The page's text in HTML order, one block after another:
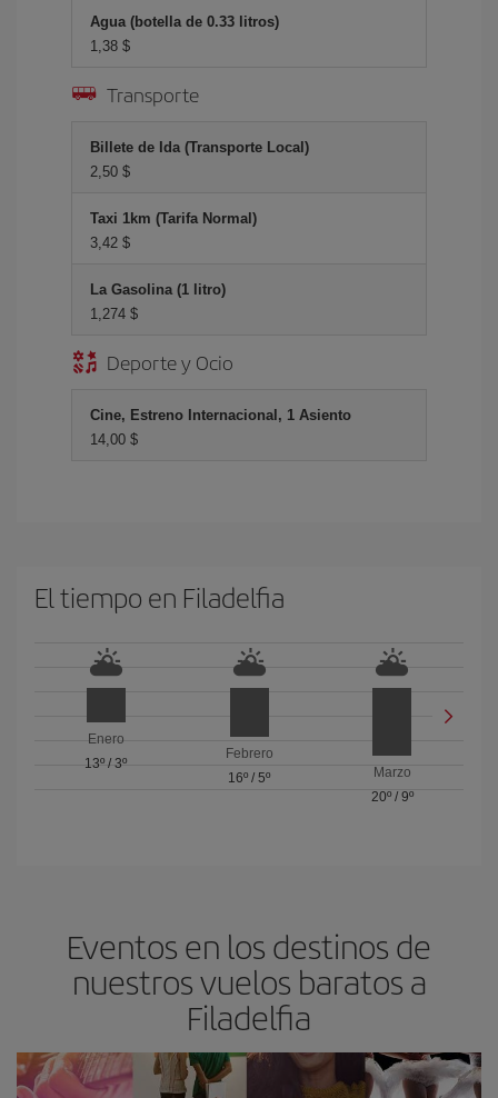
Agua (botella de 0.33 litros)
1,38 $
Transporte
Billete de Ida (Transporte Local)
2,50 $
Taxi 1km (Tarifa Normal)
3,42 $
La Gasolina (1 litro)
1,274 $
Deporte y Ocio
Cine, Estreno Internacional, 1 Asiento
14,00 $
El tiempo en Filadelfia
Enero
13º /3º
Febrero
16º / 5º
Marzo
20º/ 9º
Eventos en los destinos de
nuestros vuelos baratos a
Filadelfia